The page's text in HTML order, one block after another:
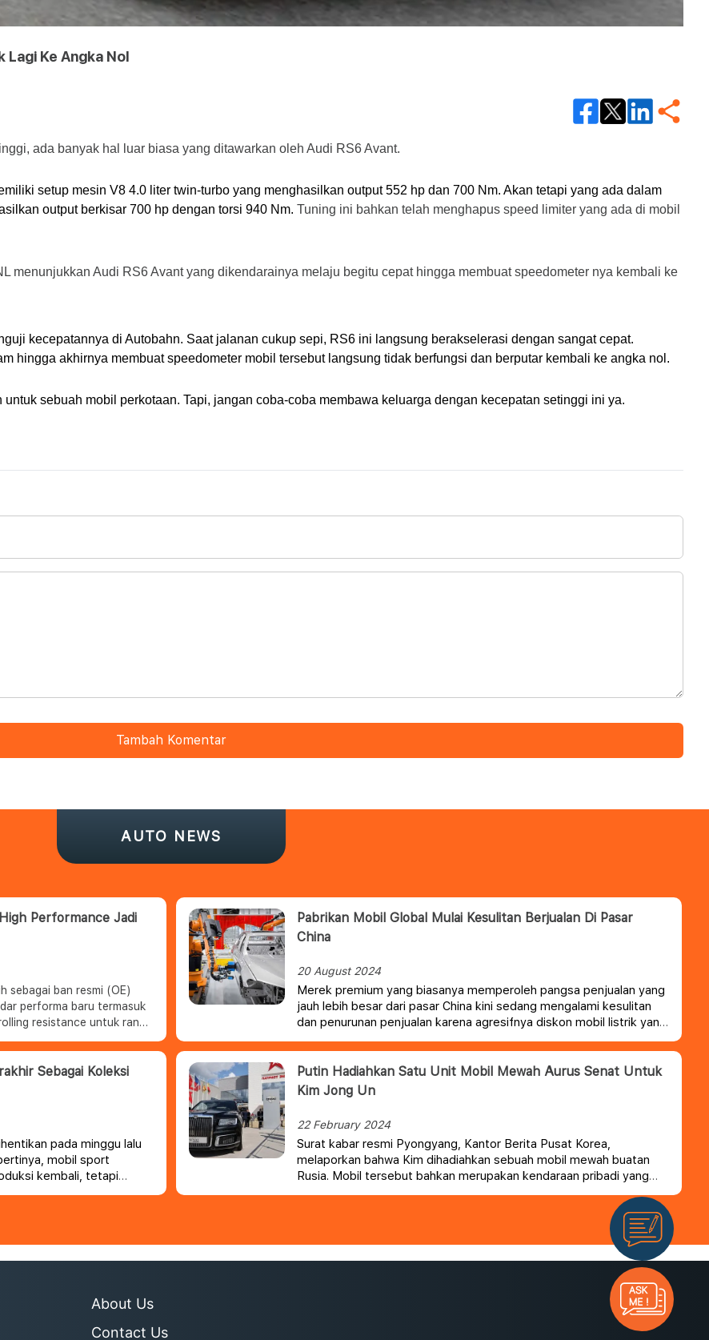
Lagi Ke Angka Nol
ada banyak hal luar biasa yang ditawarkan oleh Audi RS6 Avant.
setup mesin V8 4.0 liter twin-turbo yang menghasilkan output 552 hp dan 700 Nm. Akan tetapi yang ada dalam
output berkisar 700 hp dengan torsi 940 Nm. Tuning ini bahkan telah menghapus speed limiter yang ada di mobil
menunjukkan Audi RS6 Avant yang dikendarainya melaju begitu cepat hingga membuat speedometer nya kembali ke
kecepatannya di Autobahn. Saat jalanan cukup sepi, RS6 ini langsung berakselerasi dengan sangat cepat.
hingga akhirnya membuat speedometer mobil tersebut langsung tidak berfungsi dan berputar kembali ke angka nol.
sebuah mobil perkotaan. Tapi, jangan coba-coba membawa keluarga dengan kecepatan setinggi ini ya.
Tambah Komentar
AUTO NEWS
Performance Jadi
sebagai ban resmi (OE)
performa baru termasuk
resistance untuk range
dengan teknologi ENLITEN
Audi e-tron GT dengan
PLUS. Ban Potenza
dalam
Pabrikan Mobil Global Mulai Kesulitan Berjualan Di Pasar
China
20 August 2024
Merek premium yang biasanya memperoleh pangsa penjualan yang
jauh lebih besar dari pasar China kini sedang mengalami kesulitan
dan penurunan penjualan karena agresifnya diskon mobil listrik yang
diberikan oleh pabrikan asli China.
Sebagai Koleksi
pada minggu lalu
mobil sport
kembali, tetapi
Putin Hadiahkan Satu Unit Mobil Mewah Aurus Senat Untuk
Kim Jong Un
22 February 2024
Surat kabar resmi Pyongyang, Kantor Berita Pusat Korea,
melaporkan bahwa Kim dihadiahkan sebuah mobil mewah buatan
Rusia. Mobil tersebut bahkan merupakan kendaraan pribadi yang
dipakai oleh presiden Rusia sendiri.
About Us
Contact Us